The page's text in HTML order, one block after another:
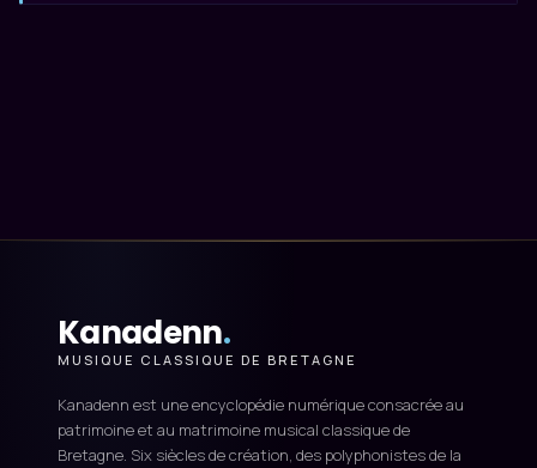
Kanadenn.
MUSIQUE CLASSIQUE DE BRETAGNE
Kanadenn est une encyclopédie numérique consacrée au
patrimoine et au matrimoine musical classique de
Bretagne. Six siècles de création, des polyphonistes de la